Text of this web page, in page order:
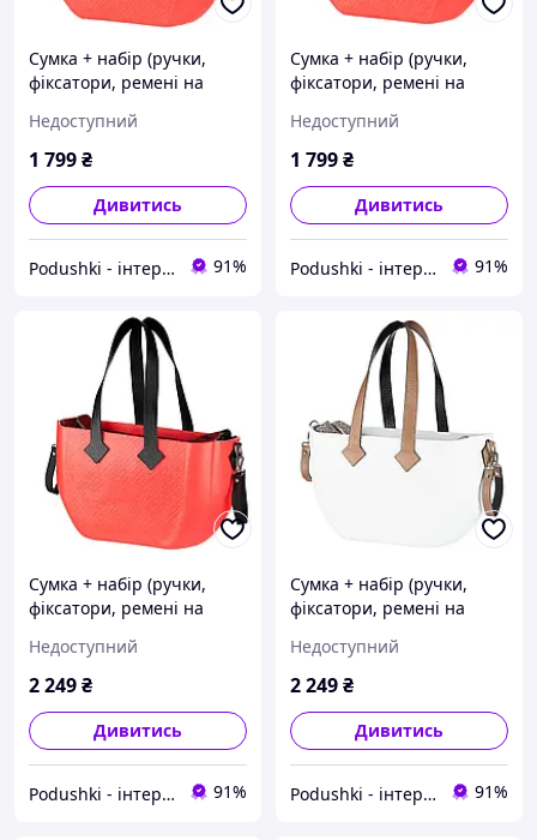
Сумка + набір (ручки,
фіксатори, ремені на
NV8801C/02B/03C
Недоступний
1 799₴
Дивитись
Podushki - інтернет-магазин Подушки 91%
Сумка + набір (ручки,
фіксатори, ремені на
NV8801C/02B/03B
Недоступний
1 799₴
Дивитись
Podushki - інтернет-магазин Подушки 91%
Сумка + набір (ручки,
фіксатори, ремені на
NV8801C/02B/23B/13B/33B
Недоступний
2 249₴
Дивитись
Podushki - інтернет-магазин Подушки 91%
Сумка + набір (ручки,
фіксатори, ремені на
NV8801G/02RH/23T/13T/33
T
Недоступний
2 249₴
Дивитись
Podushki - інтернет-магазин Подушки 91%